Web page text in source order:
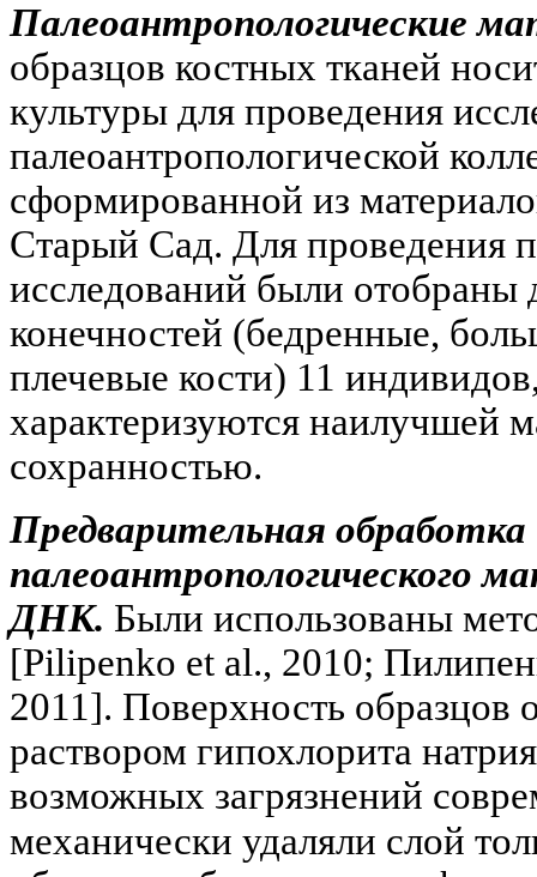
Палеоантропологические
образцов костных тканей
культуры для проведения
палеоантропологической
сформированной из
Старый Сад. Для проведения
исследований были отобраны
конечностей (бедренные,
плечевые кости) 11
характеризуются наилучшей
сохранностью.
Предварительная обработка
палеоантропологического
ДНК. Были использованы
[Pilipenko et al., 2010;
2011]. Поверхность образцов
раствором гипохлорита
возможных загрязнений
механически удаляли слой